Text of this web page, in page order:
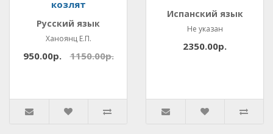
козлят
Русский язык
Ханоянц Е.П.
950.00р. 1150.00р.
Испанский язык
Не указан
2350.00р.